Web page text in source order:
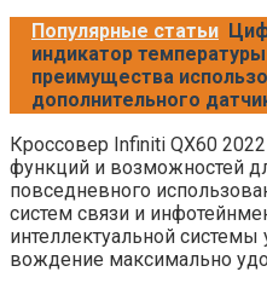
Популярные статьи
индикатор
преимущества
дополнительного
Кроссовер Infiniti QX60
функций и возможностей
повседневного
систем связи и
интеллектуальной
вождение максимально